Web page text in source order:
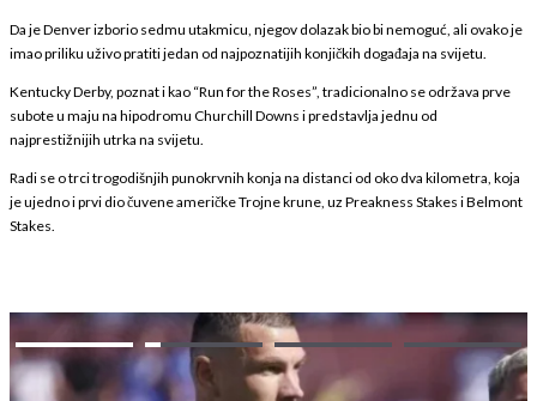
Da je Denver izborio sedmu utakmicu, njegov dolazak bio bi nemoguć, ali ovako je
imao priliku uživo pratiti jedan od najpoznatijih konjičkih događaja na svijetu.
Kentucky Derby, poznat i kao “Run for the Roses”, tradicionalno se održava prve
subote u maju na hipodromu Churchill Downs i predstavlja jednu od
najprestižnijih utrka na svijetu.
Radi se o trci trogodišnjih punokrvnih konja na distanci od oko dva kilometra, koja
je ujedno i prvi dio čuvene američke Trojne krune, uz Preakness Stakes i Belmont
Stakes.